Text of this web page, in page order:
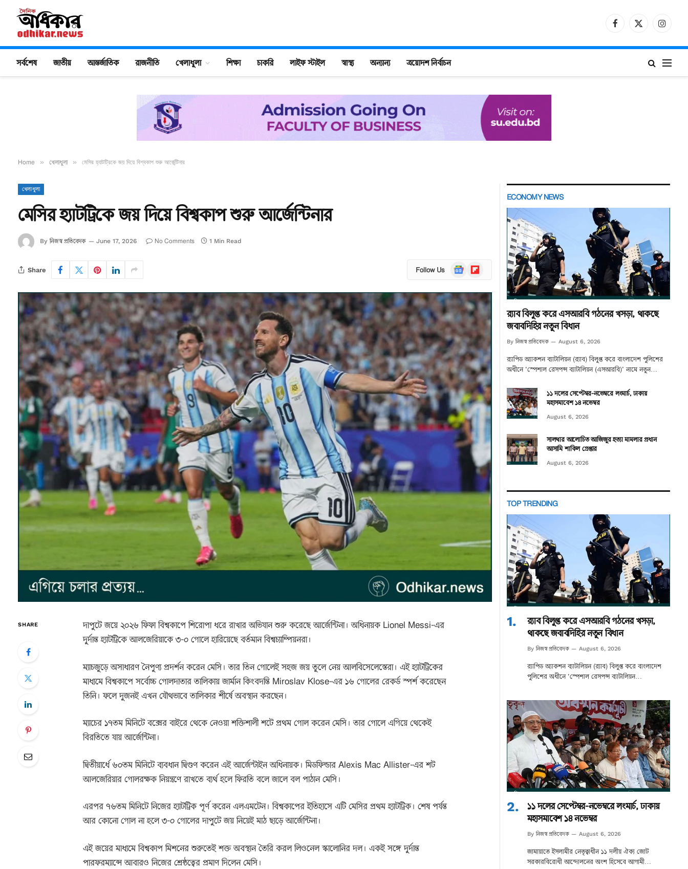
Facebook
X
সর্বশেষ জাতীয় আন্তর্জাতিক রাজনীতি খেলাধুলা শিক্ষা চাকরি লাইফ স্টাইল স্বাস্থ্য অন্যান্য ত্রয়োদশ নির্বাচন
Home » খেলাধুলা » মেসির হ্যাটট্রিকে জয় দিয়ে বিশ্বকাপ শুরু আর্জেন্টিনার
খেলাধুলা
মেসির হ্যাটট্রিকে জয় দিয়ে বিশ্বকাপ শুরু আর্জেন্টিনার
By নিজস্ব প্রতিবেদক June 17, 2026 No Comments 1 Min Read
Share Follow Us
Google
News
Flipboard
SHARE দাপুটে জয়ে ২০২৬ ফিফা বিশ্বকাপে শিরোপা ধরে রাখার অভিযান শুরু করেছে আর্জেন্টিনা। অধিনায়ক Lionel Messi-এর
দুর্দান্ত হ্যাটট্রিকে আলজেরিয়াকে ৩-০ গোলে হারিয়েছে বর্তমান বিশ্বচ্যাম্পিয়নরা।
ম্যাচজুড়ে অসাধারণ নৈপুণ্য প্রদর্শন করেন মেসি। তার তিন গোলেই সহজ জয় তুলে নেয় আলবিসেলেস্তেরা। এই হ্যাটট্রিকের
মাধ্যমে বিশ্বকাপে সর্বোচ্চ গোলদাতার তালিকায় জার্মান কিংবদন্তি Miroslav Klose-এর ১৬ গোলের রেকর্ড স্পর্শ করেছেন
তিনি। ফলে দুজনই এখন যৌথভাবে তালিকার শীর্ষে অবস্থান করছেন।
ম্যাচের ১৭তম মিনিটে বক্সের বাইরে থেকে নেওয়া শক্তিশালী শটে প্রথম গোল করেন মেসি। তার গোলে এগিয়ে থেকেই
বিরতিতে যায় আর্জেন্টিনা।
দ্বিতীয়ার্ধে ৬০তম মিনিটে ব্যবধান দ্বিগুণ করেন এই আর্জেন্টাইন অধিনায়ক। মিডফিল্ডারAlexis Mac Allister-এর শট
আলজেরিয়ার গোলরক্ষক নিয়ন্ত্রণে রাখতে ব্যর্থ হলে ফিরতি বলে জালে বল পাঠান মেসি।
এরপর ৭৬তম মিনিটে নিজের হ্যাটট্রিক পূর্ণ করেন এলএমটেন। বিশ্বকাপের ইতিহাসে এটি মেসির প্রথম হ্যাটট্রিক। শেষ পর্যন্ত
আর কোনো গোল না হলে ৩-০ গোলের দাপুটে জয় নিয়েই মাঠ ছাড়ে আর্জেন্টিনা।
এই জয়ের মাধ্যমে বিশ্বকাপ মিশনের শুরুতেই শক্ত অবস্থান তৈরি করল লিওনেল স্কালোনির দল। একই সঙ্গে দুর্দান্ত
পারফরম্যান্সে আবারও নিজের শ্রেষ্ঠত্বের প্রমাণ দিলেন মেসি।
ECONOMY NEWS
র‌্যাব বিলুপ্ত করে এসআরবি গঠনের খসড়া, থাকছে
জবাবদিহির নতুন বিধান
By নিজস্ব প্রতিবেদক August 6, 2026
র‌্যাপিড অ্যাকশন ব্যাটালিয়ন (র‌্যাব) বিলুপ্ত করে বাংলাদেশ পুলিশের
অধীনে ‘স্পেশাল রেসপন্স ব্যাটালিয়ন (এসআরবি)’ নামে নতুন…
১১ দলের সেপ্টেম্বর-নভেম্বরে লংমার্চ, ঢাকায়
মহাসমাবেশ ১৪ নভেম্বর
August 6, 2026
সালথার আলোচিত আজিজুর হত্যা মামলার প্রধান
আসামি শাকিল গ্রেপ্তার
August 6, 2026
TOP TRENDING
র‌্যাব বিলুপ্ত করে এসআরবি গঠনের খসড়া,
থাকছে জবাবদিহির নতুন বিধান
By নিজস্ব প্রতিবেদক August 6, 2026
র‌্যাপিড অ্যাকশন ব্যাটালিয়ন (র‌্যাব) বিলুপ্ত করে বাংলাদেশ
পুলিশের অধীনে ‘স্পেশাল রেসপন্স ব্যাটালিয়ন…
১১ দলের সেপ্টেম্বর-নভেম্বরে লংমার্চ, ঢাকায়
মহাসমাবেশ ১৪ নভেম্বর
By নিজস্ব প্রতিবেদক August 6, 2026
জামায়াতে ইসলামীর নেতৃত্বাধীন ১১ দলীয় ঐক্য জোট
সরকারবিরোধী আন্দোলনের অংশ হিসেবে আগামী…